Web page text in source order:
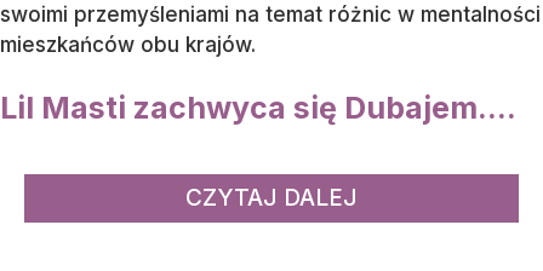
swoimi przemyśleniami na temat różnic w mentalności
mieszkańców obu krajów.
Lil Masti zachwyca się Dubajem....
CZYTAJ DALEJ